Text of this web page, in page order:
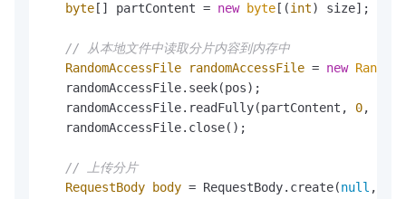
byte [] partContent = new byte [(int) size];
// 从本地文件中读取分片内容到内存中
RandomAccessFile
randomAccessFile = new
   randomAccessFile.seek(pos);
   randomAccessFile.readFully(partContent,
0, (
   randomAccessFile.close();
// 上传分片
RequestBody
body = RequestBody.create(null ,